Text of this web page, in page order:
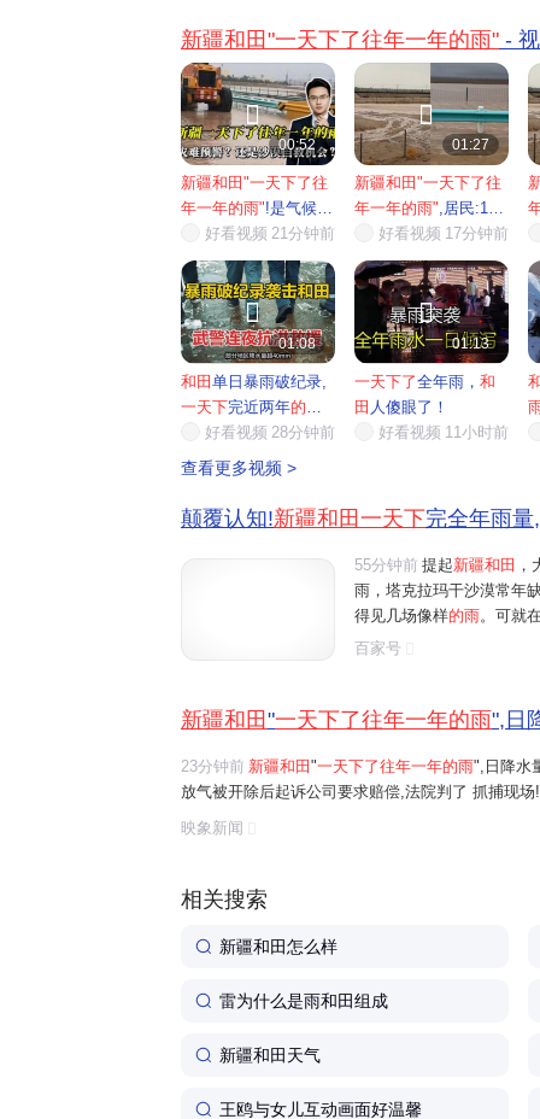
新疆和田"一天下了往年一年的雨" -

00:52
新疆和田"一天下了往
年一年的雨"!是气候
灾...好看视频 21分钟前

01:27
新疆和田"一天下了往
年一年的雨",居民:12
年...好看视频 17分钟前

01:08
和田单日暴雨破纪录,
一天下完近两年的雨
武警...好看视频 28分钟前

01:13
一天下了全年雨， 和
田 人傻眼了！
好看视频 11小时前
查看更多视频 >
颠覆认知!新疆和田一天下完全年雨
55分钟前 提起新疆和田
雨，塔克拉玛干沙漠常年
得见几场像样的雨。可就
城上演了一幕魔幻景象：
百家号
新疆和田 "一天下了往年一年的雨",日
23分钟前 新疆和田 "一天下了往年一年的雨",日降水
放气被开除后起诉公司要求赔偿,法院判了 抓捕现
映象新闻
相关搜索
新疆和田怎么样
雷为什么是雨和田组成
新疆和田天气
王鸥与女儿互动画面好温馨